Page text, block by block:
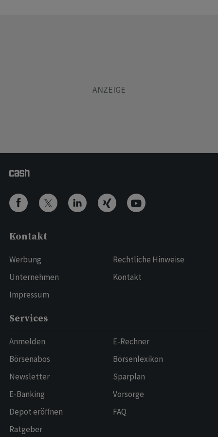
Kontakt
Werbung
Unternehmen
Impressum
Rechtliche Hinweise
Kontakt
Services
Anmelden
Börsenabos
Newsletter
E-Banking
Depot eröffnen
Ratgeber
E-Rechner
Börsenlexikon
Sparplan
Vorsorge
FAQ